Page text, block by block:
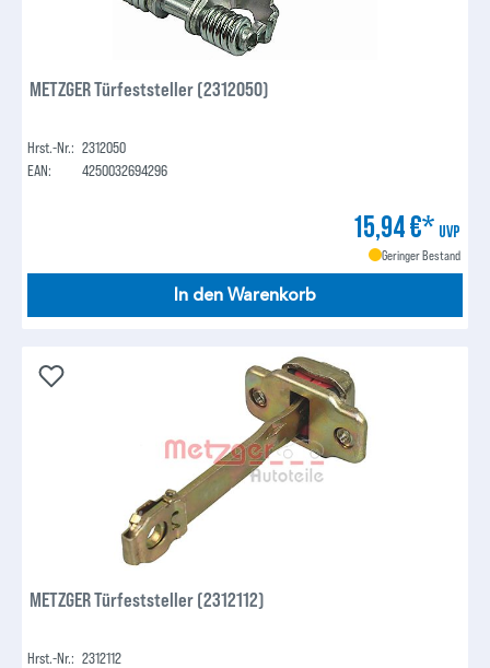
METZGER Türfeststeller (2312050)
Hrst.-Nr.: 2312050
EAN:
4250032694296
15,94 €* UVP
Geringer Bestand
In den Warenkorb
METZGER Türfeststeller (2312112)
Hrst.-Nr.: 2312112